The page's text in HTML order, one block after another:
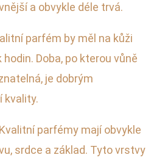
a obvykle déle trvá.
parfém by měl na kůži
Doba, po kterou vůně
je dobrým
kvality.
parfémy mají obvykle
srdce a základ. Tyto vrstvy